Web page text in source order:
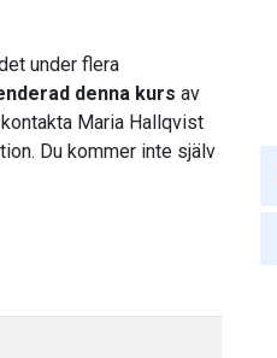
under flera
denna kurs av
Maria Hallqvist
Du kommer inte själv